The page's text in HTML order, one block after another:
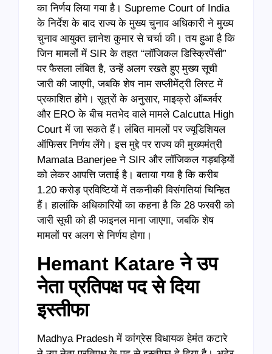
का निर्णय लिया गया है। Supreme Court of India
के निर्देश के बाद राज्य के मुख्य चुनाव अधिकारी ने मुख्य
चुनाव आयुक्त ज्ञानेश कुमार से चर्चा की। तय हुआ है कि
जिन मामलों में SIR के तहत “लॉजिकल डिस्क्रिपेंसी”
पर फैसला लंबित है, उन्हें अलग रखते हुए मुख्य सूची
जारी की जाएगी, जबकि शेष नाम सप्लीमेंट्री लिस्ट में
प्रकाशित होंगे। सूत्रों के अनुसार, माइक्रो ऑब्जर्वर
और ERO के बीच मतभेद वाले मामले Calcutta High
Court में जा सकते हैं। लंबित मामलों पर ज्यूडिशियल
ऑफिसर निर्णय लेंगे। इस मुद्दे पर राज्य की मुख्यमंत्री
Mamata Banerjee ने SIR और लॉजिकल गड़बड़ियों
को लेकर आपत्ति जताई है। बताया गया है कि करीब
1.20 करोड़ प्रविष्टियों में तकनीकी विसंगतियां चिन्हित
हैं। हालांकि अधिकारियों का कहना है कि 28 फरवरी को
जारी सूची को ही फाइनल माना जाएगा, जबकि शेष
मामलों पर अलग से निर्णय होगा।
Hemant Katare ने उप
नेता प्रतिपक्ष पद से दिया
इस्तीफा
Madhya Pradesh में कांग्रेस विधायक हेमंत कटारे